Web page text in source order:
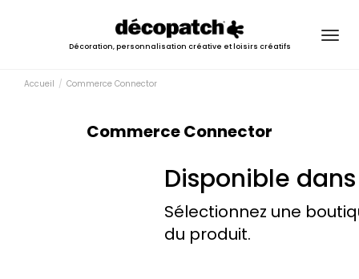
Décoration, personnalisation créative et loisirs créatifs
Accueil Commerce Connector
Commerce Connector
Disponible
Sélectionnez une
du produit.